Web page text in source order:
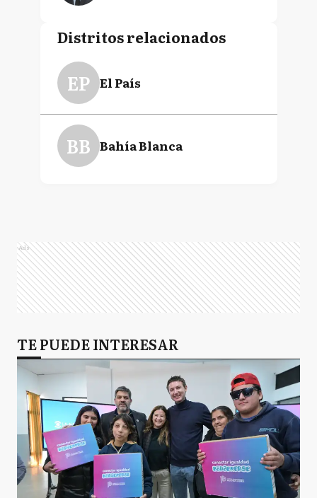
Distritos relacionados
EP El País
BB Bahía Blanca
Ads
TE PUEDE INTERESAR